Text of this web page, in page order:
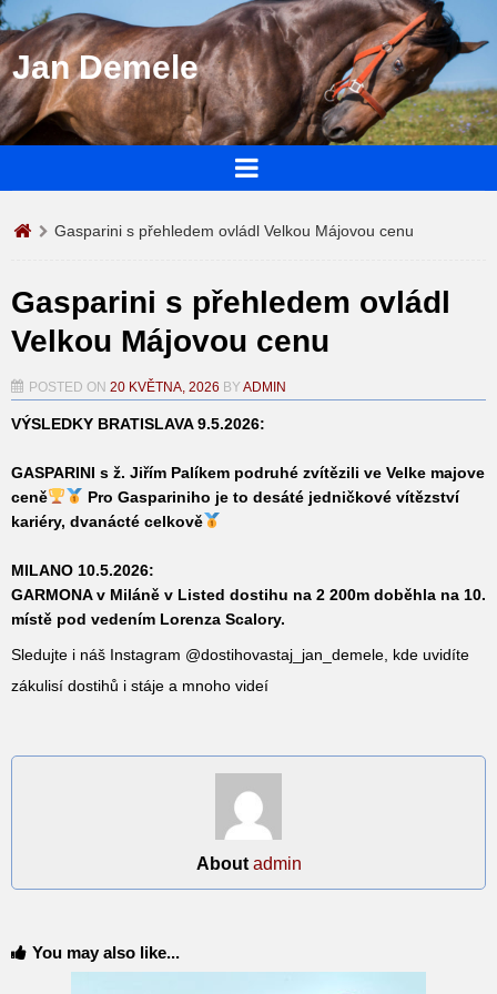
Jan Demele
Gasparini s přehledem ovládl Velkou Májovou cenu
Gasparini s přehledem ovládl
Velkou Májovou cenu
POSTED ON 20 KVĚTNA, 2026 BYADMIN
VÝSLEDKY BRATISLAVA 9.5.2026:
GASPARINI s ž. Jiřím Palíkem podruhé zvítězili ve Velke majove
ceně
Pro Gaspariniho je to desáté jedničkové vítězství
kariéry, dvanácté celkově
MILANO 10.5.2026:
GARMONAv Miláně v Listed dostihu na 2 200m doběhla na 10.
místě pod vedením Lorenza Scalory.
Sledujte i náš Instagram @dostihovastaj_jan_demele, kde uvidíte
zákulisí dostihů i stáje a mnoho videí
About admin
You may also like...